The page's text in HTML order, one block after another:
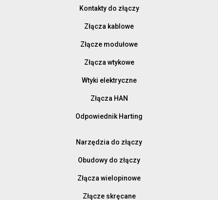
Kontakty do złączy
Złącza kablowe
Złącze modułowe
Złącza wtykowe
Wtyki elektryczne
Złącza HAN
Odpowiednik Harting
Narzędzia do złączy
Obudowy do złączy
Złącza wielopinowe
Złącze skręcane